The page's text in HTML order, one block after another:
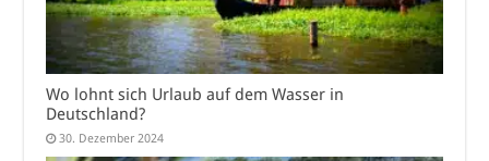
Wo lohnt sich Urlaub auf dem Wasser in
Deutschland?
30. Dezember 2024